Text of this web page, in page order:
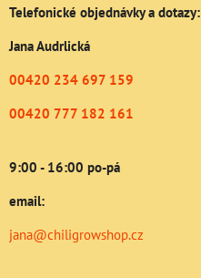
Telefonické objednávky a dotazy:
Jana Audrlická
00420 234 697 159
00420 777 182 161
9:00 - 16:00 po-pá
email:
jana@chiligrowshop.cz